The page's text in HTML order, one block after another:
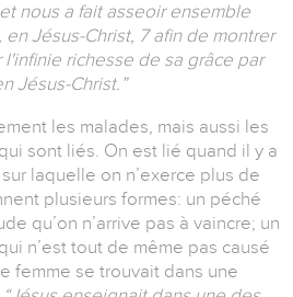
nous a fait asseoir ensemble
Jésus-Christ, 7 afin de montrer
richesse de sa grâce par
Jésus-Christ.”
les malades, mais aussi les
sont liés. On est lié quand il y a
laquelle on n’exerce plus de
plusieurs formes: un péché
qu’on n’arrive pas à vaincre; un
n’est tout de même pas causé
femme se trouvait dans une